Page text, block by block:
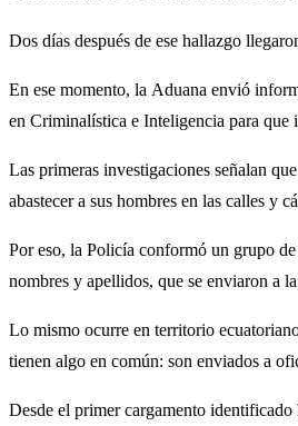
Dos días después de ese hallazgo
En ese momento, la Aduana envió
en Criminalística e Inteligencia para que
Las primeras investigaciones señalan
abastecer a sus hombres en las calles y
Por eso, la Policía conformó un grupo
nombres y apellidos, que se enviaron a
Lo mismo ocurre en territorio
tienen algo en común: son enviados a
Desde el primer cargamento identificado